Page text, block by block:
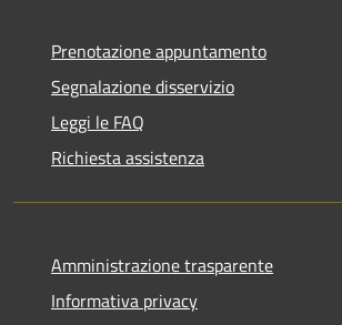
Prenotazione appuntamento
Segnalazione disservizio
Leggi le FAQ
Richiesta assistenza
Amministrazione trasparente
Informativa privacy